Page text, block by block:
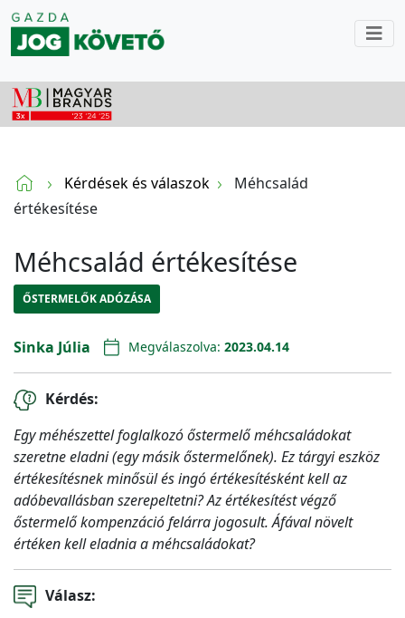
Kérdések és válaszok
Méhcsalád
értékesítése
Méhcsalád értékesítése
ŐSTERMELŐK ADÓZÁSA
Sinka Júlia Megválaszolva: 2023.04.14
Kérdés:
Egy méhészettel foglalkozó őstermelő méhcsaládokat
szeretne eladni (egy másik őstermelőnek). Ez tárgyi eszköz
értékesítésnek minősül és ingó értékesítésként kell az
adóbevallásban szerepeltetni? Az értékesítést végző
őstermelő kompenzáció felárra jogosult. Áfával növelt
értéken kell eladnia a méhcsaládokat?
Válasz: